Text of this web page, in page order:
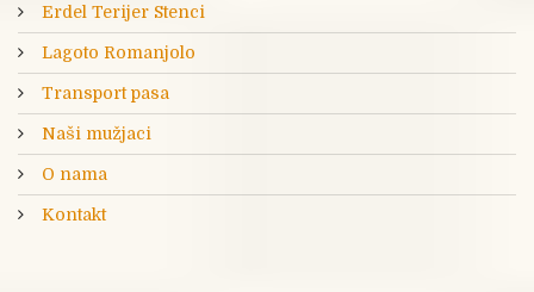
Erdel Terijer Stenci
Lagoto Romanjolo
Transport pasa
Naši mužjaci
O nama
Kontakt